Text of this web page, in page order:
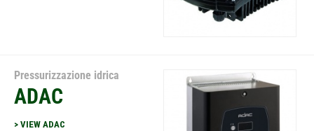
Pressurizzazione idrica
ADAC
> VIEW ADAC